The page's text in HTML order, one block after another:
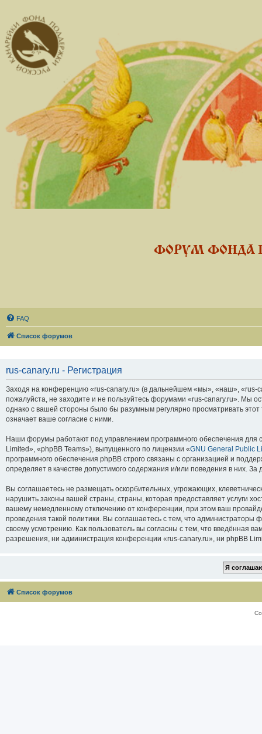
ФОРУМ ФОНДА
FAQ
Список форумов
rus-canary.ru - Регистрация
Заходя на конференцию «rus-canary.ru» (в дальнейшем «мы», «наш», «rus-
пожалуйста, не заходите и не пользуйтесь форумами «rus-canary.ru». Мы
однако с вашей стороны было бы разумным регулярно просматривать
означает ваше согласие с ними.
Наши форумы работают под управлением программного обеспечения
Limited», «phpBB Teams»), выпущенного по лицензии «GNU General Public
программного обеспечения phpBB строго связаны с организацией и
определяет в качестве допустимого содержания и/или поведения в них.
Вы соглашаетесь не размещать оскорбительных, угрожающих,
нарушить законы вашей страны, страны, которая предоставляет услуги
вашему немедленному отключению от конференции, при этом ваш
проведения такой политики. Вы соглашаетесь с тем, что
своему усмотрению. Как пользователь вы согласны с тем, что введённая
разрешения, ни администрация конференции «rus-canary.ru», ни phpBB
Список форумов